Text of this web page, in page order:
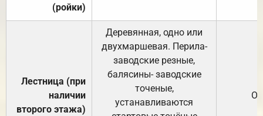
(ройки)
Лестница (при
наличии
второго этажа)
Деревянная, одно или
двухмаршевая. Перила-
заводские резные,
балясины- заводские
точеные,
устанавливаются